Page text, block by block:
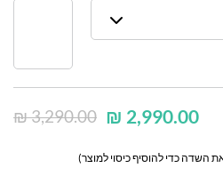
₪3,290.00 ₪ 2,990.00
השדה כדי להוסיף כיסוי למוצר)